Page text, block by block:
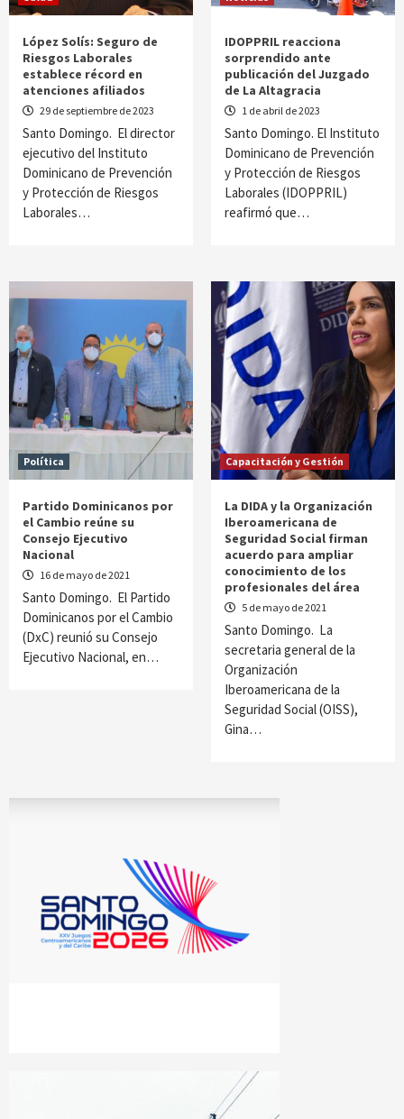
López Solís: Seguro de
Riesgos Laborales
establece récord en
atenciones afiliados
29 de septiembre de 2023
Santo Domingo. El director
ejecutivo del Instituto
Dominicano de Prevención
y Protección de Riesgos
Laborales…
IDOPPRIL reacciona
sorprendido ante
publicación del Juzgado
de La Altagracia
1 de abril de 2023
Santo Domingo. El Instituto
Dominicano de Prevención
y Protección de Riesgos
Laborales (IDOPPRIL)
reafirmó que…
Política
Partido Dominicanos por
el Cambio reúne su
Consejo Ejecutivo
Nacional
16 de mayo de 2021
Santo Domingo. El Partido
Dominicanos por el Cambio
(DxC) reunió su Consejo
Ejecutivo Nacional, en…
Capacitación y Gestión
La DIDA y la Organización
Iberoamericana de
Seguridad Social firman
acuerdo para ampliar
conocimiento de los
profesionales del área
5 de mayo de 2021
Santo Domingo. La
secretaria general de la
Organización
Iberoamericana de la
Seguridad Social (OISS),
Gina…